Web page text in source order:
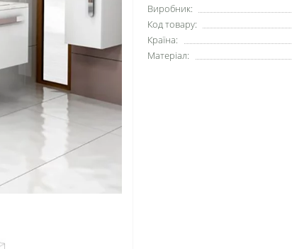
Виробник:
Код товару:
Країна:
Матеріал: